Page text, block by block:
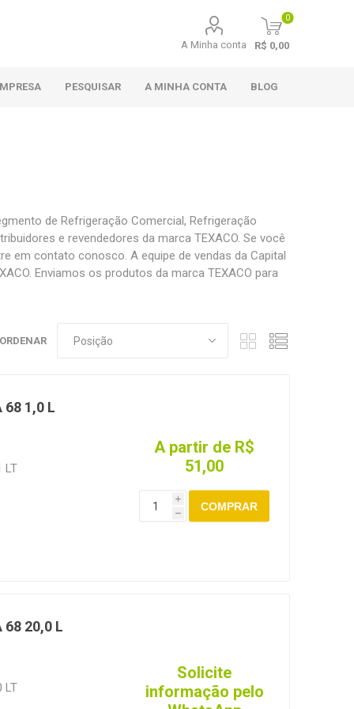
A Minha conta
0
R$ 0,00
PESQUISAR A MINHA CONTA BLOG
de Refrigeração Comercial, Refrigeração
e revendedores da marca TEXACO. Se você
em contato conosco. A equipe de vendas da Capital
Enviamos os produtos da marca TEXACO para
ORDENAR
68 1,0 L
LT
A partir de R$
51,00
i
h
COMPRAR
68 20,0 L
LT
Solicite
informação pelo